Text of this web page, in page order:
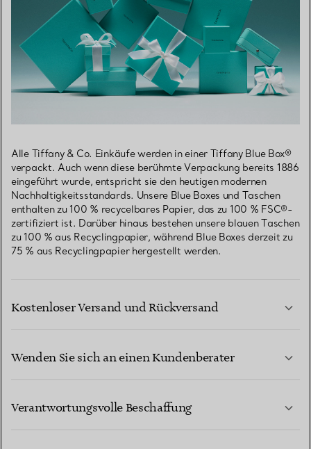
Alle Tiffany & Co. Einkäufe werden in einer Tiffany Blue Box®
verpackt. Auch wenn diese berühmte Verpackung bereits 1886
eingeführt wurde, entspricht sie den heutigen modernen
Nachhaltigkeitsstandards. Unsere Blue Boxes und Taschen
enthalten zu 100 % recycelbares Papier, das zu 100 % FSC®-
zertifiziert ist. Darüber hinaus bestehen unsere blauen Taschen
zu 100 % aus Recyclingpapier, während Blue Boxes derzeit zu
75 % aus Recyclingpapier hergestellt werden.
Kostenloser Versand und Rückversand
Wenden Sie sich an einen Kundenberater
Verantwortungsvolle Beschaffung